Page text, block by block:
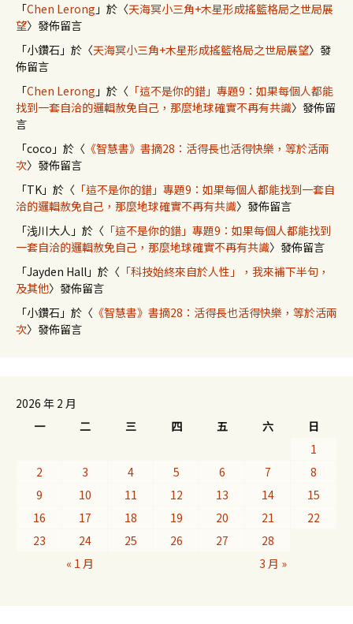
「Chen Lerong 」於〈天海冥小三角+木星形成搖籃格局之世局展
望〉發佈留言
「小鑽石 」於〈天海冥小三角+木星形成搖籃格局之世局展望〉發
佈留言
「Chen Lerong 」於〈 「這不是你的錯」專題9：如果每個人都能
找到一套自洽的邏輯赦免自己，那麼地球確實不再有共識〉發佈留
言
「coco 」於〈 《智慧書》書摘28：活得長也活得快樂，等於活兩
次〉發佈留言
「TK」於〈 「這不是你的錯」專題9：如果每個人都能找到一套自
洽的邏輯赦免自己，那麼地球確實不再有共識〉發佈留言
「浅川大人 」於〈 「這不是你的錯」專題9：如果每個人都能找到
一套自洽的邏輯赦免自己，那麼地球確實不再有共識〉發佈留言
「Jayden Hall 」於〈 「科技始終來自於人性」，我來補下半句，
及其他〉發佈留言
「小鑽石 」於〈 《智慧書》書摘28：活得長也活得快樂，等於活兩
次〉發佈留言
2026 年 2 月
一
二 三 四 五 六
日
1
2
3 4 5 6 7
8
9
10 11 12 13 14
15
16
17 18 19 20 21
22
23
24 25 26 27
28
« 1 月
3 月 »